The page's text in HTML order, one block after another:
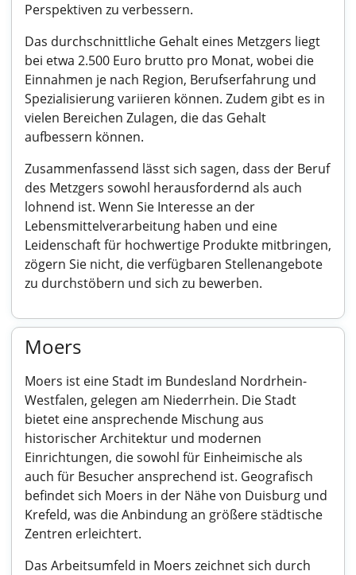
Perspektiven zu verbessern.
Das durchschnittliche Gehalt eines Metzgers liegt
bei etwa 2.500 Euro brutto pro Monat, wobei die
Einnahmen je nach Region, Berufserfahrung und
Spezialisierung variieren können. Zudem gibt es in
vielen Bereichen Zulagen, die das Gehalt
aufbessern können.
Zusammenfassend lässt sich sagen, dass der Beruf
des Metzgers sowohl herausfordernd als auch
lohnend ist. Wenn Sie Interesse an der
Lebensmittelverarbeitung haben und eine
Leidenschaft für hochwertige Produkte mitbringen,
zögern Sie nicht, die verfügbaren Stellenangebote
zu durchstöbern und sich zu bewerben.
Moers
Moers ist eine Stadt im Bundesland Nordrhein-
Westfalen, gelegen am Niederrhein. Die Stadt
bietet eine ansprechende Mischung aus
historischer Architektur und modernen
Einrichtungen, die sowohl für Einheimische als
auch für Besucher ansprechend ist. Geografisch
befindet sich Moers in der Nähe von Duisburg und
Krefeld, was die Anbindung an größere städtische
Zentren erleichtert.
Das Arbeitsumfeld in Moers zeichnet sich durch